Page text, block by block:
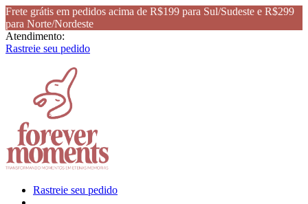
Frete grátis em pedidos acima de R$199 para Sul/Sudeste e R$299
para Norte/Nordeste
Atendimento:
Rastreie seu pedido
Rastreie seu pedido